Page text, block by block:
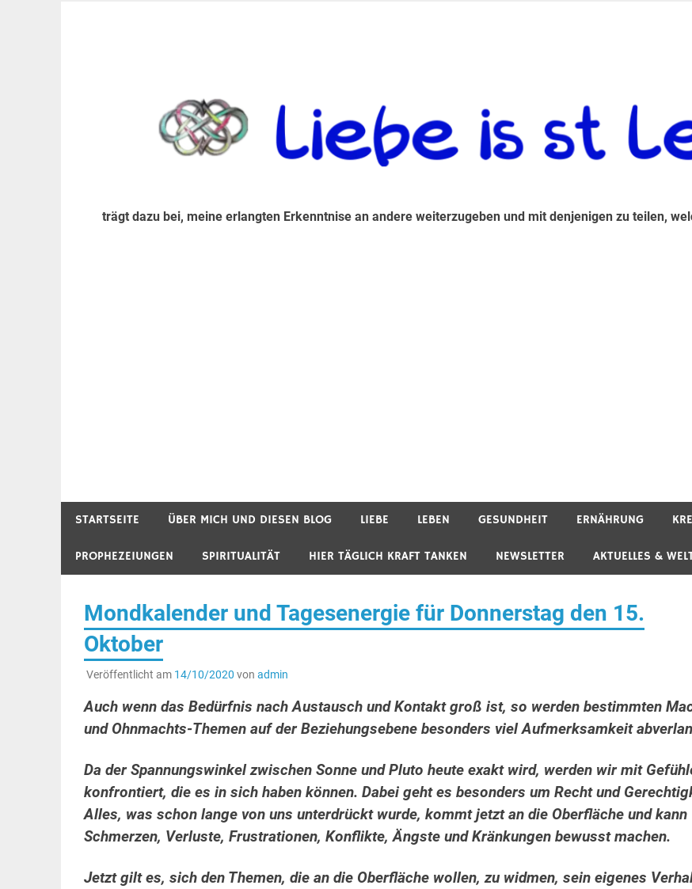
trägt dazu bei, meine erlangten Erkenntnise an andere weiterzugeben und mit denjenigen zu teilen,
STARTSEITE ÜBER MICH UND DIESEN BLOG LIEBE LEBEN GESUNDHEIT ERNÄHRUNG
PROPHEZEIUNGEN SPIRITUALITÄT HIER TÄGLICH KRAFT TANKEN NEWSLETTER AKTUELLES &
Mondkalender und Tagesenergie für Donnerstag den 15.
Oktober
Veröffentlicht am 14/10/2020 von admin
Auch wenn das Bedürfnis nach Austausch und Kontakt groß ist, so werden bestimmten
und Ohnmachts-Themen auf der Beziehungsebene besonders viel Aufmerksamkeit
Da der Spannungswinkel zwischen Sonne und Pluto heute exakt wird, werden wir mit
konfrontiert, die es in sich haben können. Dabei geht es besonders um Recht und
Alles, was schon lange von uns unterdrückt wurde, kommt jetzt an die Oberfläche und kann
Schmerzen, Verluste, Frustrationen, Konflikte, Ängste und Kränkungen bewusst machen.
Jetzt gilt es, sich den Themen, die an die Oberfläche wollen, zu widmen, sein eigenes